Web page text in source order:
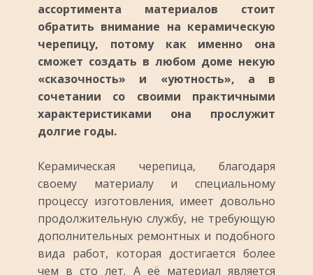
ассортимента материалов стоит
обратить внимание на керамическую
черепицу, потому как именно она
сможет создать в любом доме некую
«сказочность» и «уютность», а в
сочетании со своими практичными
характеристиками она прослужит
долгие годы.
Керамическая черепица, благодаря
своему материалу и специальному
процессу изготовления, имеет довольно
продолжительную службу, не требующую
дополнительных ремонтных и подобного
вида работ, которая достигается более
чем в сто лет. А её материал является